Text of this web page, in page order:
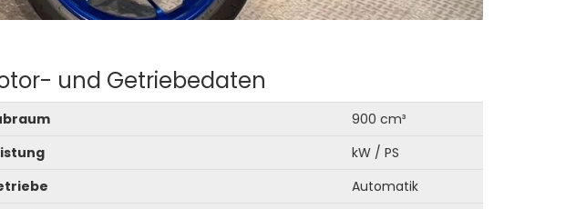
und Getriebedaten
900 cm³
kW / PS
Automatik